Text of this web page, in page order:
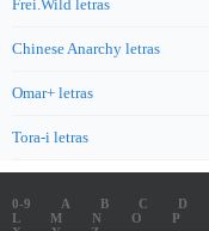
Frei.Wild letras
Chinese Anarchy letras
Omar+ letras
Tora-i letras
0-9 A B C D
L
M N O P